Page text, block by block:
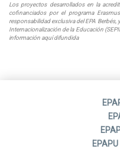
Los proyectos desarrollados en la
cofinanciados por el programa
responsabilidad exclusiva del EPA Berbés,
Internacionalización de la Educación
información aquí difundida